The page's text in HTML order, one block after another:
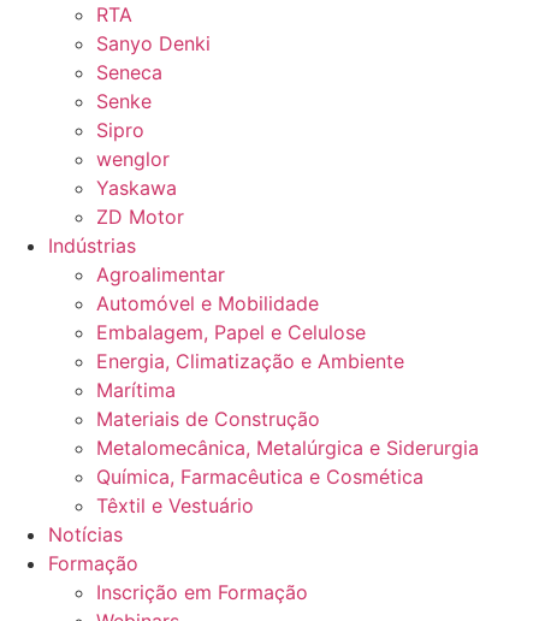
RTA
Sanyo Denki
Seneca
Senke
Sipro
wenglor
Yaskawa
ZD Motor
Indústrias
Agroalimentar
Automóvel e Mobilidade
Embalagem, Papel e Celulose
Energia, Climatização e Ambiente
Marítima
Materiais de Construção
Metalomecânica, Metalúrgica e Siderurgia
Química, Farmacêutica e Cosmética
Têxtil e Vestuário
Notícias
Formação
Inscrição em Formação